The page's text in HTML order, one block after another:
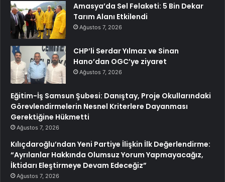
Amasya’da Sel Felaketi: 5 Bin Dekar
Tarım Alanı Etkilendi
Ağustos 7, 2026
CHP’li Serdar Yılmaz ve Sinan
Hano’dan OGC’ye ziyaret
Ağustos 7, 2026
Eğitim-İş Samsun Şubesi: Danıştay, Proje Okullarındaki
Görevlendirmelerin Nesnel Kriterlere Dayanması
Gerektiğine Hükmetti
Ağustos 7, 2026
Kılıçdaroğlu’ndan Yeni Partiye İlişkin İlk Değerlendirme:
“Ayrılanlar Hakkında Olumsuz Yorum Yapmayacağız,
İktidarı Eleştirmeye Devam Edeceğiz”
Ağustos 7, 2026